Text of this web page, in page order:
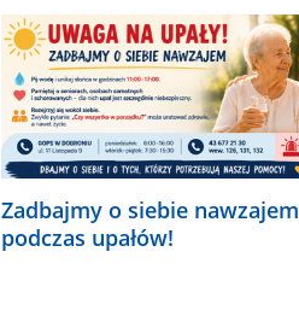
Zadbajmy o siebie nawzajem
podczas upałów!